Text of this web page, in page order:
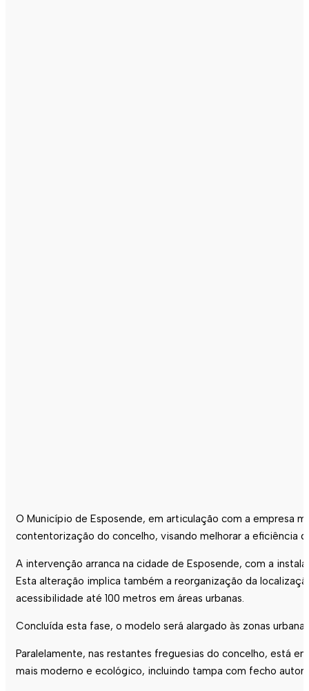
O Município de Esposende, em articulação com a empresa
contentorização do concelho, visando melhorar a eficiência
A intervenção arranca na cidade de Esposende, com a
Esta alteração implica também a reorganização da
acessibilidade até 100 metros em áreas urbanas.
Concluída esta fase, o modelo será alargado às zonas
Paralelamente, nas restantes freguesias do concelho, está
mais moderno e ecológico, incluindo tampa com fecho